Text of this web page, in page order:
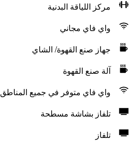
مركز اللياقة البدنية
واي فاي مجاني
جهاز صنع القهوة/ الشاي
آلة صنع القهوة
واي فاي متوفر في جميع المناطق
تلفاز بشاشة مسطحة
تلفاز